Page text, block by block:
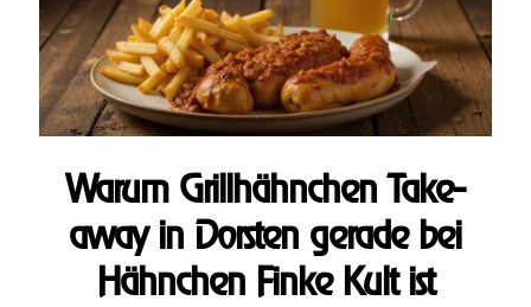
Warum Grillhähnchen Take-
away in Dorsten gerade bei
Hähnchen Finke Kult ist